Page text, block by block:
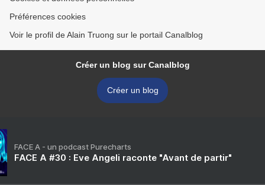
Préférences cookies
Voir le profil de Alain Truong sur le portail Canalblog
Créer un blog sur Canalblog
Créer un blog
FACE A - un podcast Purecharts
FACE A #30 : Eve Angeli raconte "Avant de partir"